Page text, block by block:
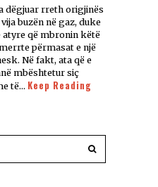
dëgjuar rreth origjinës
buzën në gaz, duke
atyre që mbronin këtë
përmasat e një
Në fakt, ata që e
mbështetur siç
të… Keep Reading